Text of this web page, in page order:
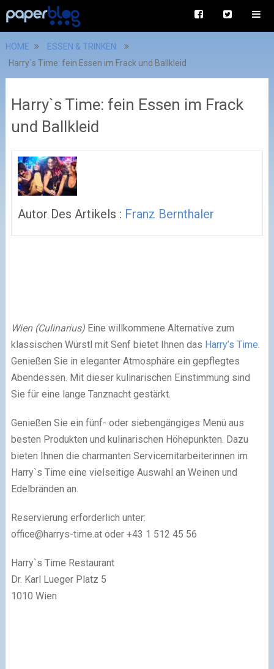
HOME
ESSEN & TRINKEN
Harry`s Time: fein Essen im Frack und Ballkleid
Harry`s Time: fein Essen im Frack
und Ballkleid
Autor Des Artikels : Franz Bernthaler
Wien (Culinarius)Eine willkommene Alternative zum
klassischen Würstl mit Senf bietet Ihnen das Harry’s Time.
Genießen Sie in eleganter Atmosphäre ein gepflegtes
Abendessen. Mit dieser kulinarischen Einstimmung sind
Sie für eine lange Tanznacht gestärkt.
Genießen Sie ein fünf- oder siebengängiges Menü aus
besten Produkten und kulinarischen Höhepunkten. Dazu
bieten Ihnen die charmanten Servicemitarbeiterinnen im
Harry`s Time eine vielseitige Auswahl an Weinen und
Edelbränden an.
Reservierung erforderlich unter:
office@harrys-time.atoder +43 1 512 45 56
Harry`s Time Restaurant
Dr. Karl Lueger Platz 5
1010 Wien